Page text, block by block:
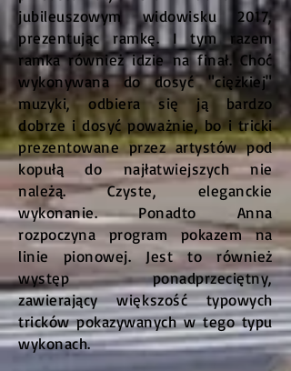
jubileuszowym widowisku 2017,
prezentując ramkę. I tym razem
ramka również idzie na finał. Choć
wykonywana do dosyć "ciężkiej"
muzyki, odbiera się ją bardzo
dobrze i dosyć poważnie, bo i tricki
prezentowane przez artystów pod
kopułą do najłatwiejszych nie
należą. Czyste, eleganckie
wykonanie. Ponadto Anna
rozpoczyna program pokazem na
linie pionowej. Jest to również
występ ponadprzeciętny,
zawierający większość typowych
tricków pokazywanych w tego typu
wykonach.